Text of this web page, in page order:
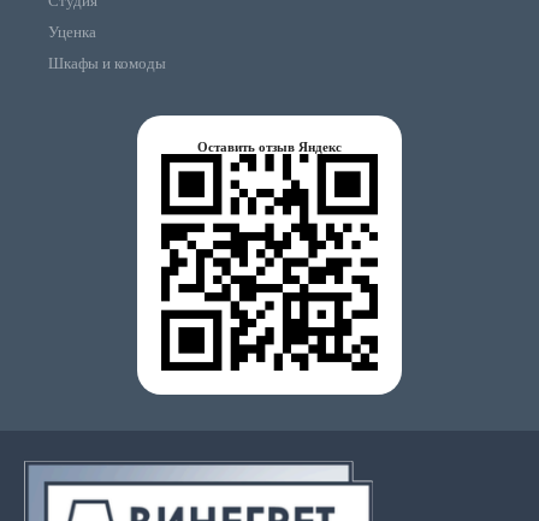
Уценка
Шкафы и комоды
Оставить отзыв Яндекс